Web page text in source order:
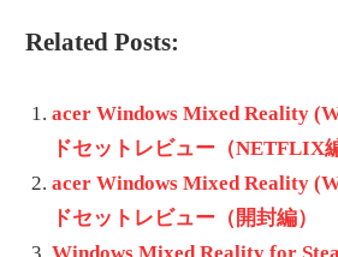
Related Posts:
acer Windows Mixed Reality
ドセットレビュー（NETFLIX
acer Windows Mixed Reality
ドセットレビュー（開封編）